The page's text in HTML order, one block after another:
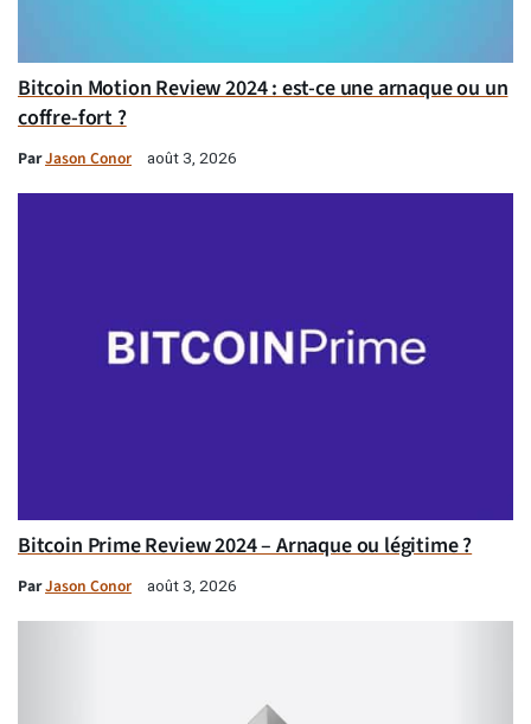
Bitcoin Motion Review 2024 : est-ce une arnaque ou un
coffre-fort ?
ParJason Conor août 3, 2026
Bitcoin Prime Review 2024 – Arnaque ou légitime ?
ParJason Conor août 3, 2026